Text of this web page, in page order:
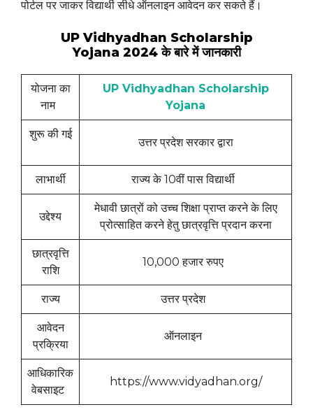
पोर्टल पर जाकर विद्यार्थी सीधे ऑनलाइन आवेदन कर सकते हैं।
UP Vidhyadhan Scholarship
Yojana 2024 के बारे में जानकारी
योजना का
नाम
UP Vidhyadhan Scholarship
Yojana
शुरू की गई
उत्तर प्रदेश सरकार द्वारा
लाभार्थी राज्य के 10वीं पास विद्यार्थी
उद्देश्य
मेधावी छात्रों को उच्च शिक्षा प्राप्त करने के लिए
प्रोत्साहित करने हेतु छात्रवृत्ति प्रदान करना
छात्रवृत्ति
राशि
10,000 हजार रुपए
राज्य उत्तर प्रदेश
आवेदन
प्रक्रिया
ऑनलाइन
आधिकारिक
वेबसाइट
https://www.vidyadhan.org/